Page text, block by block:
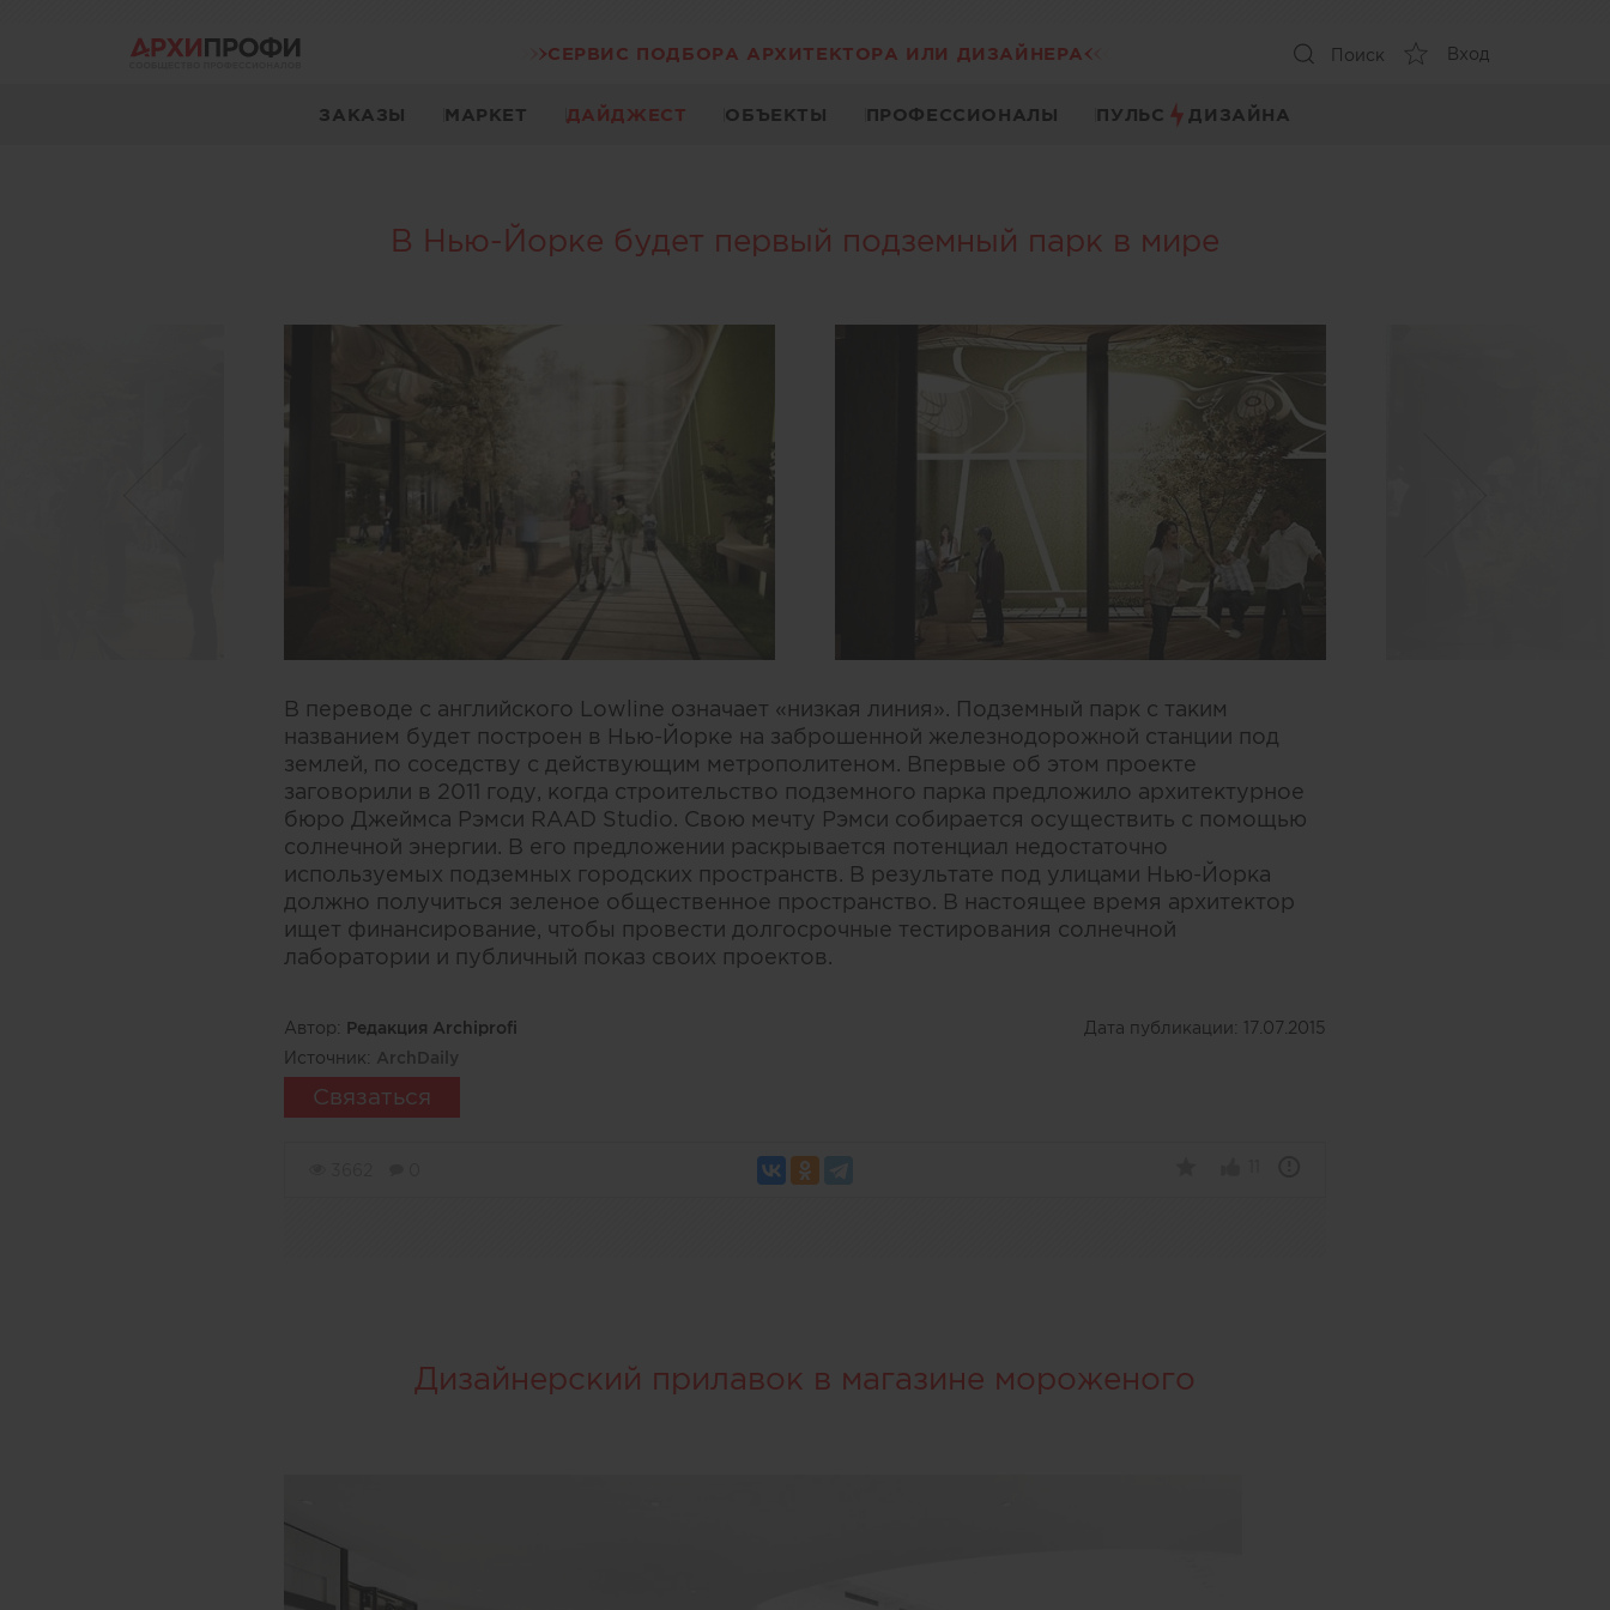
СЕРВИС ПОДБОРА АРХИТЕКТОРА ИЛИ ДИЗАЙНЕРА Поиск Вход
ЗАКАЗЫ МАРКЕТ ДАЙДЖЕСТ ОБЪЕКТЫ ПРОФЕССИОНАЛЫ ПУЛЬС ДИЗАЙНА
В Нью-Йорке будет первый подземный парк в мире
В переводе с английского Lowline означает «низкая линия». Подземный парк с таким
названием будет построен в Нью-Йорке на заброшенной железнодорожной станции под
землей, по соседству с действующим метрополитеном. Впервые об этом проекте
заговорили в 2011 году, когда строительство подземного парка предложило архитектурное
бюро Джеймса Рэмси RAAD Studio. Свою мечту Рэмси собирается осуществить с помощью
солнечной энергии. В его предложении раскрывается потенциал недостаточно
используемых подземных городских пространств. В результате под улицами Нью-Йорка
должно получиться зеленое общественное пространство. В настоящее время архитектор
ищет финансирование, чтобы провести долгосрочные тестирования солнечной
лаборатории и публичный показ своих проектов.
Автор: Редакция Archiprofi Дата публикации: 17.07.2015
Источник: ArchDaily
Связаться
Дизайнерский прилавок в магазине мороженого